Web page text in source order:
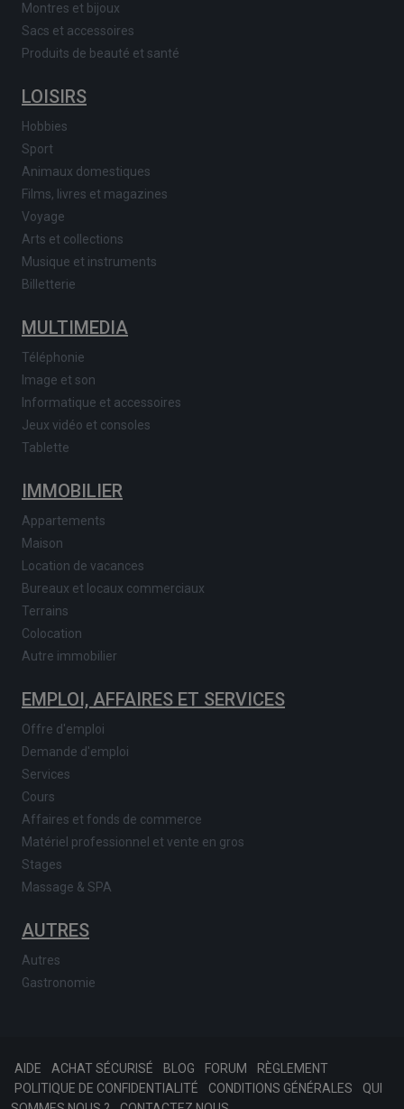
Montres et bijoux
Sacs et accessoires
Produits de beauté et santé
LOISIRS
Hobbies
Sport
Animaux domestiques
Films, livres et magazines
Voyage
Arts et collections
Musique et instruments
Billetterie
MULTIMEDIA
Téléphonie
Image et son
Informatique et accessoires
Jeux vidéo et consoles
Tablette
IMMOBILIER
Appartements
Maison
Location de vacances
Bureaux et locaux commerciaux
Terrains
Colocation
Autre immobilier
EMPLOI, AFFAIRES ET SERVICES
Offre d'emploi
Demande d'emploi
Services
Cours
Affaires et fonds de commerce
Matériel professionnel et vente en gros
Stages
Massage & SPA
AUTRES
Autres
Gastronomie
AIDE ACHAT SÉCURISÉ BLOG FORUM
RÈGLEMENT
POLITIQUE DE CONFIDENTIALITÉ
CONDITIONS GÉNÉRALES
QUI